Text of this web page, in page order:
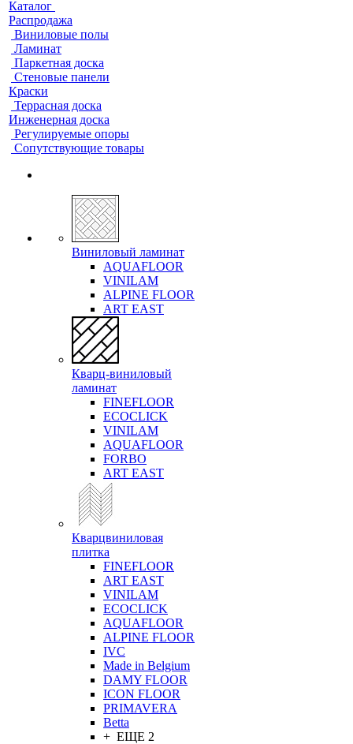
Каталог
Распродажа
Виниловые полы
Ламинат
Паркетная доска
Стеновые панели
Краски
Террасная доска
Инженерная доска
Регулируемые опоры
Сопутствующие товары
Виниловый ламинат
AQUAFLOOR
VINILAM
ALPINE FLOOR
ART EAST
Кварц-виниловый
ламинат
FINEFLOOR
ECOCLICK
VINILAM
AQUAFLOOR
FORBO
ART EAST
Кварцвиниловая
плитка
FINEFLOOR
ART EAST
VINILAM
ECOCLICK
AQUAFLOOR
ALPINE FLOOR
IVC
Made in Belgium
DAMY FLOOR
ICON FLOOR
PRIMAVERA
Betta
+ ЕЩЕ 2